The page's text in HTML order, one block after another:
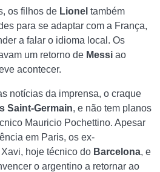
os filhos de Lionel também
para se adaptar com a França,
a falar o idioma local. Os
um retorno de Messi ao
acontecer.
notícias da imprensa, o craque
Saint-Germain, e não tem planos
Mauricio Pochettino. Apesar
em Paris, os ex-
hoje técnico do Barcelona, e
o argentino a retornar ao